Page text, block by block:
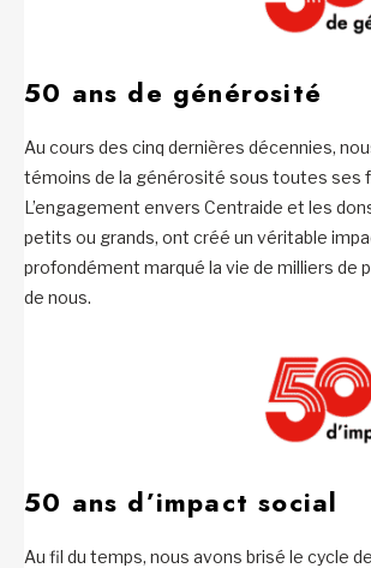
50 ans de générosité
Au cours des cinq dernières décennies,
témoins de la générosité sous toutes ses
L’engagement envers Centraide et les
petits ou grands, ont créé un véritable
profondément marqué la vie de milliers de
de nous.
50 ans d’impact social
Au fil du temps, nous avons brisé le cycle